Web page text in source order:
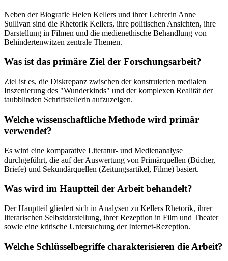
Neben der Biografie Helen Kellers und ihrer Lehrerin Anne
Sullivan sind die Rhetorik Kellers, ihre politischen Ansichten, ihre
Darstellung in Filmen und die medienethische Behandlung von
Behindertenwitzen zentrale Themen.
Was ist das primäre Ziel der Forschungsarbeit?
Ziel ist es, die Diskrepanz zwischen der konstruierten medialen
Inszenierung des "Wunderkinds" und der komplexen Realität der
taubblinden Schriftstellerin aufzuzeigen.
Welche wissenschaftliche Methode wird primär
verwendet?
Es wird eine komparative Literatur- und Medienanalyse
durchgeführt, die auf der Auswertung von Primärquellen (Bücher,
Briefe) und Sekundärquellen (Zeitungsartikel, Filme) basiert.
Was wird im Hauptteil der Arbeit behandelt?
Der Hauptteil gliedert sich in Analysen zu Kellers Rhetorik, ihrer
literarischen Selbstdarstellung, ihrer Rezeption in Film und Theater
sowie eine kritische Untersuchung der Internet-Rezeption.
Welche Schlüsselbegriffe charakterisieren die Arbeit?